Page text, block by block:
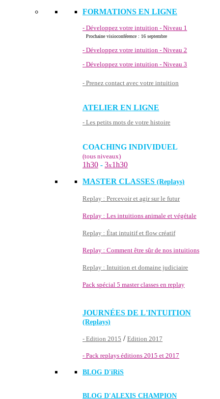
FORMATIONS EN LIGNE
- Développez votre intuition - Niveau 1
Prochaine visioconférence : 16 septembre
- Développez votre intuition - Niveau 2
- Développez votre intuition - Niveau 3
- Prenez contact avec votre intuition
ATELIER EN LIGNE
- Les petits mots de votre histoire
COACHING INDIVIDUEL
(tous niveaux)
1h30 - 3x1h30
MASTER CLASSES (Replays)
Replay : Percevoir et agir sur le futur
Replay : Les intuitions animale et végétale
Replay : État intuitif et flow créatif
Replay : Comment être sûr de nos intuitions
Replay : Intuition et domaine judiciaire
Pack spécial 5 master classes en replay
JOURNÉES DE L'INTUITION
(Replays)
- Edition 2015 / Edition 2017
- Pack replays éditions 2015 et 2017
BLOG D'iRiS
BLOG D'ALEXIS CHAMPION